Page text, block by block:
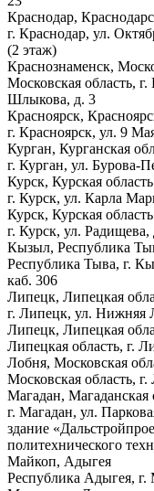
Краснодар,
г. Краснодар, ул.
(2 этаж)
Краснознаменск,
Московская область,
Шлыкова, д. 3
Красноярск,
г. Красноярск, ул. 9
Курган, Курганская
г. Курган, ул. Бурова-
Курск, Курская область
г. Курск, ул. Карла
Курск, Курская область
г. Курск, ул.
Кызыл, Республика
Республика Тыва, г.
каб. 306
Липецк, Липецкая
г. Липецк, ул. Нижняя
Липецк, Липецкая
Липецкая область, г.
Лобня, Московская
Московская область,
Магадан, Магаданская
г. Магадан, ул.
здание
политехнического
Майкоп, Адыгея
Республика Адыгея, г.